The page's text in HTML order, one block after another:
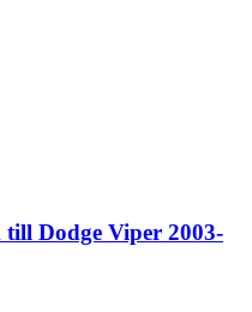
Dodge Viper 2003-